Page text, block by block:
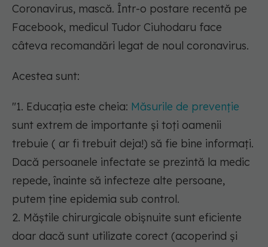
Coronavirus, mască. Într-o postare recentă pe
Facebook, medicul Tudor Ciuhodaru face
câteva recomandări legat de noul coronavirus.
Acestea sunt:
"1. Educația este cheia: Măsurile de prevenție
sunt extrem de importante și toți oamenii
trebuie ( ar fi trebuit deja!) să fie bine informați.
Dacă persoanele infectate se prezintă la medic
repede, înainte să infecteze alte persoane,
putem ține epidemia sub control.
2. Măștile chirurgicale obișnuite sunt eficiente
doar dacă sunt utilizate corect (acoperind și